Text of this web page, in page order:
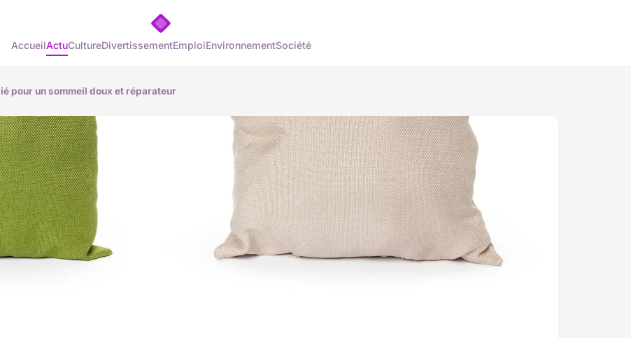
AccueilActuCultureDivertissementEmploiEnvironnementSociété
pour un sommeil doux et réparateur